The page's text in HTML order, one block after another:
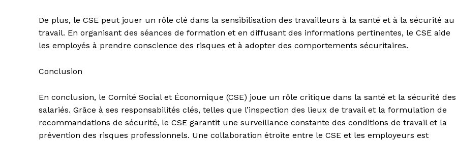
De plus, le CSE peut jouer un rôle clé dans la sensibilisation des travailleurs à la santé et à la sécurité au
travail. En organisant des séances de formation et en diffusant des informations pertinentes, le CSE aide
les employés à prendre conscience des risques et à adopter des comportements sécuritaires.
Conclusion
En conclusion, le Comité Social et Économique (CSE) joue un rôle critique dans la santé et la sécurité des
salariés. Grâce à ses responsabilités clés, telles que l’inspection des lieux de travail et la formulation de
recommandations de sécurité, le CSE garantit une surveillance constante des conditions de travail et la
prévention des risques professionnels. Une collaboration étroite entre le CSE et les employeurs est